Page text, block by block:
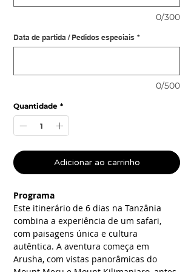
0/300
Data de partida / Pedidos especiais *
0/500
Quantidade *
Adicionar ao carrinho
Programa
Este itinerário de 6 dias na Tanzânia
combina a experiência de um safari,
com paisagens única e cultura
autêntica. A aventura começa em
Arusha, com vistas panorâmicas do